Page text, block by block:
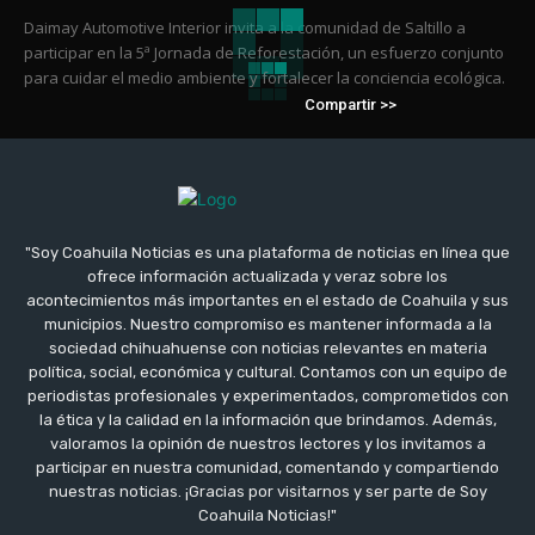
Daimay Automotive Interior invita a la comunidad de Saltillo a
participar en la 5ª Jornada de Reforestación, un esfuerzo conjunto
para cuidar el medio ambiente y fortalecer la conciencia ecológica.
Compartir >>
"Soy Coahuila Noticias es una plataforma de noticias en línea que
ofrece información actualizada y veraz sobre los
acontecimientos más importantes en el estado de Coahuila y sus
municipios. Nuestro compromiso es mantener informada a la
sociedad chihuahuense con noticias relevantes en materia
política, social, económica y cultural. Contamos con un equipo de
periodistas profesionales y experimentados, comprometidos con
la ética y la calidad en la información que brindamos. Además,
valoramos la opinión de nuestros lectores y los invitamos a
participar en nuestra comunidad, comentando y compartiendo
nuestras noticias. ¡Gracias por visitarnos y ser parte de Soy
Coahuila Noticias!"